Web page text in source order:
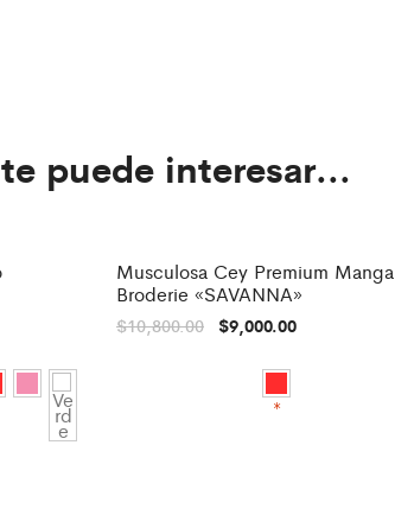
puede interesar...
-17%
Musculosa Cey Premium Manga
Broderie «SAVANNA»
$10,800.00 $9,000.00
*